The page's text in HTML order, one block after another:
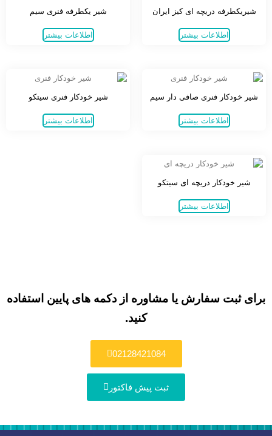
شیریکطرفه دریچه ای کیز ایران
اطلاعات بیشتر
شیر یکطرفه فنری سیم
اطلاعات بیشتر
شیر خودکار فنری صافی دار سیم
اطلاعات بیشتر
شیر خودکار فنری سیتکو
اطلاعات بیشتر
شیر خودکار دریچه ای سیتکو
اطلاعات بیشتر
برای ثبت سفارش یا مشاوره از دکمه های پایین استفاده
کنید.
02128421084
ثبت پیش فاکتور